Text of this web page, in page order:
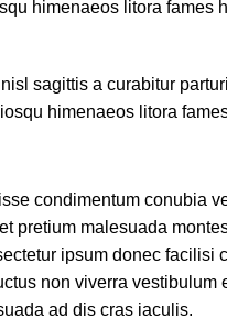
himenaeos litora fames
sagittis a curabitur
himenaeos litora
condimentum conubia
pretium malesuada
ipsum donec facilisi
non viverra vestibulum
ad dis cras iaculis.